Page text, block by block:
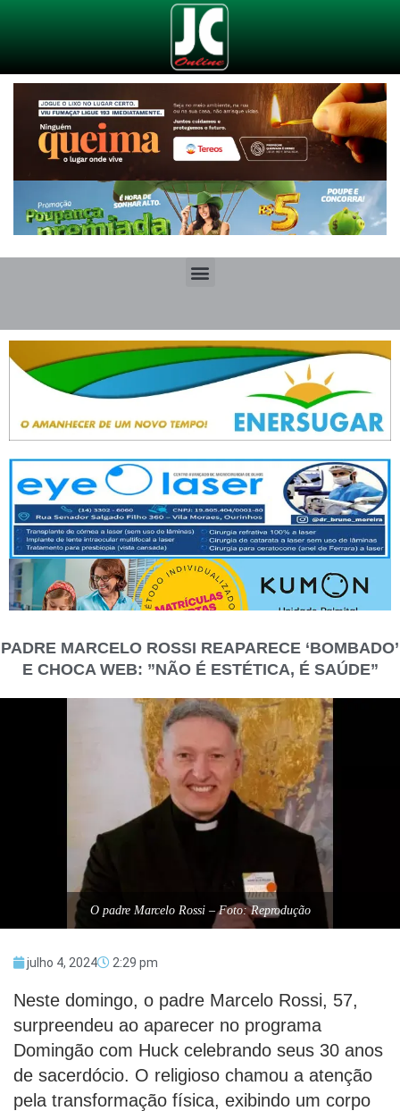
PADRE MARCELO ROSSI REAPARECE ‘BOMBADO’
E CHOCA WEB: ”NÃO É ESTÉTICA, É SAÚDE”
O padre Marcelo Rossi – Foto: Reprodução
julho 4, 2024 2:29 pm
Neste domingo, o padre Marcelo Rossi, 57,
surpreendeu ao aparecer no programa
Domingão com Huck celebrando seus 30 anos
de sacerdócio. O religioso chamou a atenção
pela transformação física, exibindo um corpo